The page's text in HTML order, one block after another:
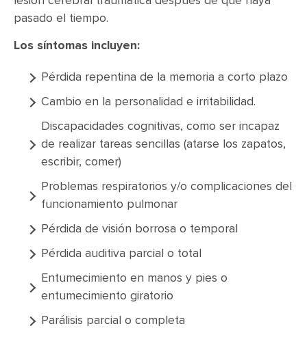
pasado el tiempo.
Los síntomas incluyen:
Pérdida repentina de la memoria a corto plazo
Cambio en la personalidad e irritabilidad.
Discapacidades cognitivas, como ser incapaz
de realizar tareas sencillas (atarse los zapatos,
escribir, comer)
Problemas respiratorios y/o complicaciones del
funcionamiento pulmonar
Pérdida de visión borrosa o temporal
Pérdida auditiva parcial o total
Entumecimiento en manos y pies o
entumecimiento giratorio
Parálisis parcial o completa